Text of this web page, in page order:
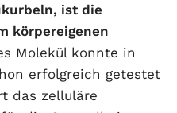
ist die
körpereigenen
Molekül konnte in
erfolgreich getestet
das zelluläre